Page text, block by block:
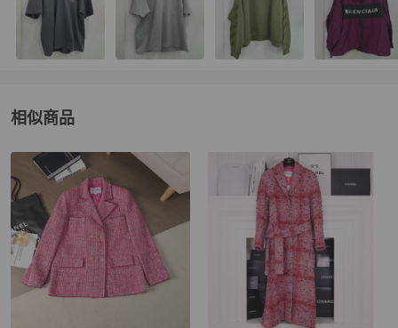
相似商品
更多相似Chanel女裝推薦精品